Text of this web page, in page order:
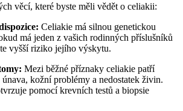
věcí, které byste měli vědět o celiakii:
Celiakie má silnou genetickou
má jeden z vašich rodinných příslušníků
vyšší riziko jejího výskytu.
Mezi běžné příznaky celiakie patří
kožní problémy a nedostatek živin.
pomocí krevních testů a biopsie